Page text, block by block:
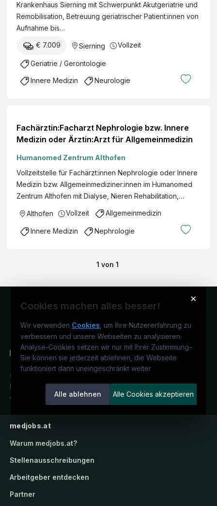
Krankenhaus Sierning mit Schwerpunkt Akutgeriatrie und
Remobilisation, Betreuung geriatrischer Patient:innen von
Aufnahme bis…
€ 7.009 Sierning Vollzeit
Geriatrie / Gerontologie
Innere Medizin Neurologie
Fachärztin:Facharzt Nephrologie bzw. Innere
Medizin oder Ärztin:Arzt für Allgemeinmedizin
Humanomed Zentrum Althofen
Vollzeitstelle für Fachärzt:innen Nephrologie oder Innere
Medizin bzw. Allgemeinmediziner:innen im Humanomed
Zentrum Althofen mit Dialyse, Nieren Rehabilitation,…
Althofen Vollzeit Allgemeinmedizin
Innere Medizin Nephrologie
1 von 1
×
Cookies machen alles besser!
Wir verwenden Cookies , um Ihre Nutzererfahrung zu
verbessern und unsere Webseiten zu analysieren.
Analyse-Cookies setzen wir nur mit Ihrer Zustimmung–
Sie können sie jederzeit ablehnen, die Webseite
funktioniert dann uneingeschränkt weiter
Alle ablehnen Alle Cookies akzeptieren
Österreichs medizinisches
Karriereportal.Ein Service der
candidatis GmbH.
medjobs.at
Warum medjobs.at?
Stellenausschreibungen
Arbeitgeber entdecken
Partner